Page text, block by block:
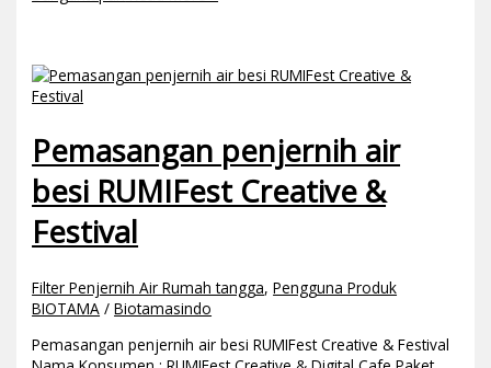
Pemasangan penjernih air
besi RUMIFest Creative &
Festival
Filter Penjernih Air Rumah tangga,Pengguna Produk
BIOTAMA /Biotamasindo
Pemasangan penjernih air besi RUMIFest Creative & Festival